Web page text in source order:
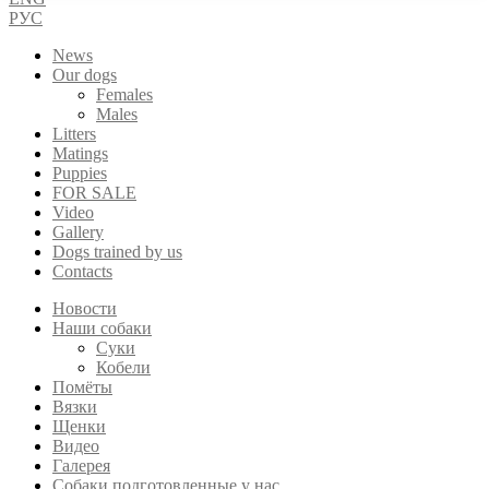
РУС
News
Our dogs
Females
Males
Litters
Matings
Puppies
FOR SALE
Video
Gallery
Dogs trained by us
Contacts
Новости
Наши собаки
Суки
Кобели
Помёты
Вязки
Щенки
Видео
Галерея
Собаки подготовленные у нас